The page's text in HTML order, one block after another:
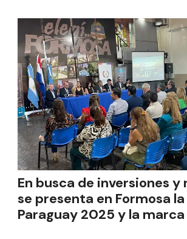
En busca de inversiones y
se presenta en Formosa la
Paraguay 2025 y la